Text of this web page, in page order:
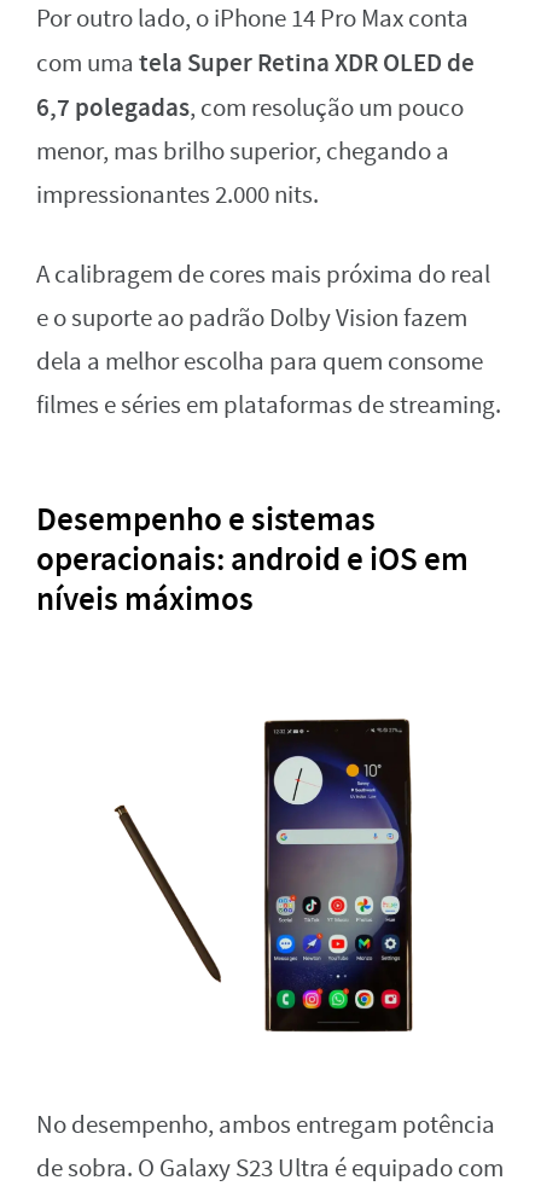
Por outro lado, o iPhone 14 Pro Max conta
com uma tela Super Retina XDR OLED de
6,7 polegadas, com resolução um pouco
menor, mas brilho superior, chegando a
impressionantes 2.000 nits.
A calibragem de cores mais próxima do real
e o suporte ao padrão Dolby Vision fazem
dela a melhor escolha para quem consome
filmes e séries em plataformas de streaming.
Desempenho e sistemas
operacionais: android e iOS em
níveis máximos
No desempenho, ambos entregam potência
de sobra. O Galaxy S23 Ultra é equipado com